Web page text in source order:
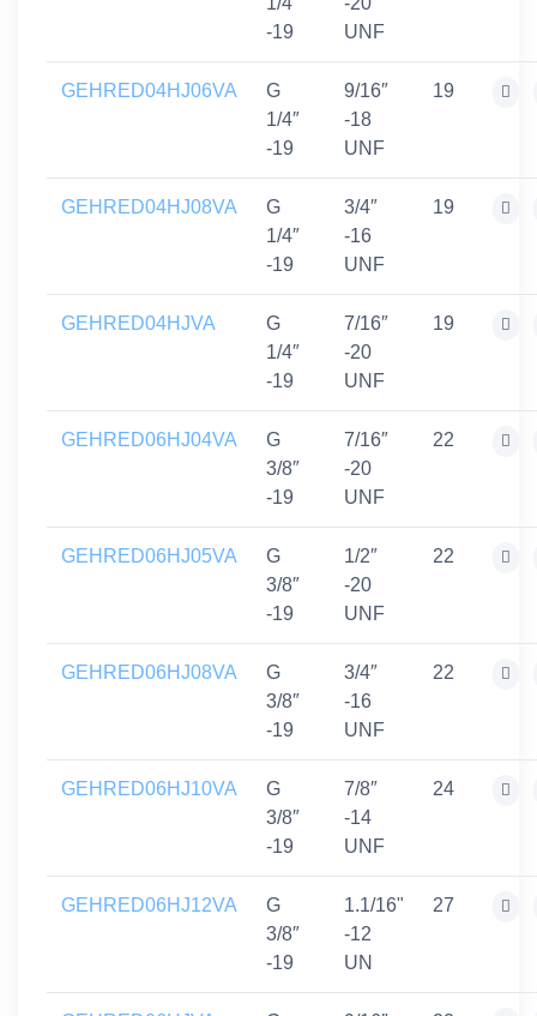
-19
UNF
GEHRED04HJ06VA
G
1/4″
-19
9/16″
-18
UNF
19
GEHRED04HJ08VA
G
1/4″
-19
3/4″
-16
UNF
19
GEHRED04HJVA
G
1/4″
-19
7/16″
-20
UNF
19
GEHRED06HJ04VA
G
3/8″
-19
7/16″
-20
UNF
22
GEHRED06HJ05VA
G
3/8″
-19
1/2″
-20
UNF
22
GEHRED06HJ08VA
G
3/8″
-19
3/4″
-16
UNF
22
GEHRED06HJ10VA
G
3/8″
-19
7/8″
-14
UNF
24
GEHRED06HJ12VA
G
3/8″
-19
1.1/16"
-12
UN
27